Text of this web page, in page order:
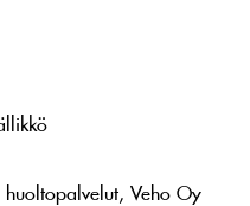
Veho Oy